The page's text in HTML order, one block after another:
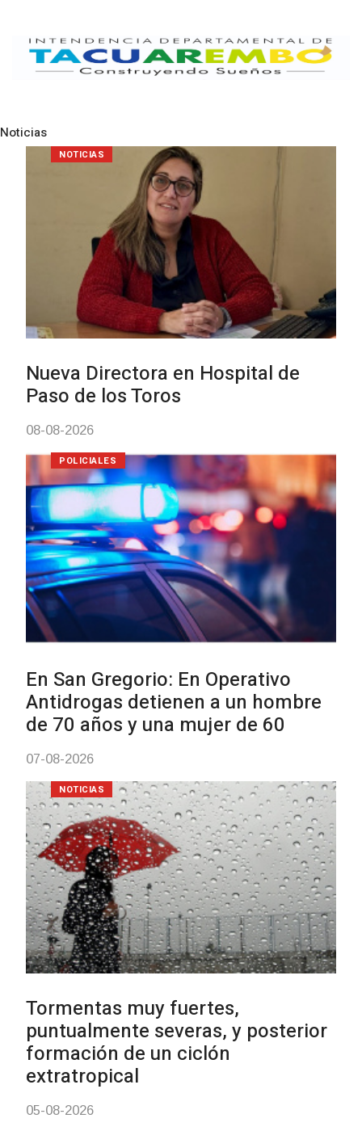
Noticias
Investigación de policías de
Tacuarembó permitió recuperar en
Brasil una camioneta hurtada en
Villa Ansina
04-08-2026
POLICIALES
Facultad de Artes llega a Durazno
con dos cursos de formación
03-08-2026
NOTICIAS
Clases de Muai Thai en Complejo
Charrúa
03-08-2026
NOTICIAS